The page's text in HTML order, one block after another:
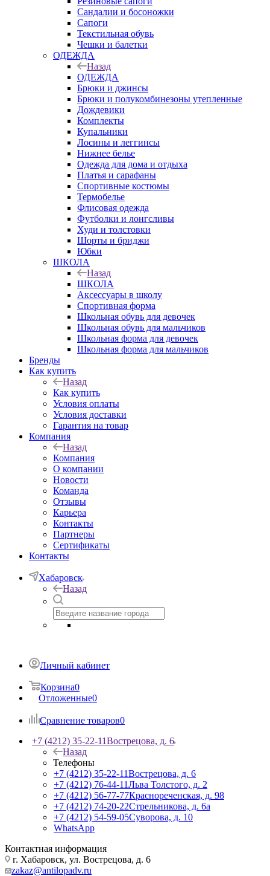
Сандалии и босоножки
Сапоги
Текстильная обувь
Чешки и балетки
ОДЕЖДА
Назад
ОДЕЖДА
Брюки и джинсы
Брюки и полукомбинезоны утепленные
Дождевики
Комплекты
Купальники
Лосины и леггинсы
Нижнее белье
Одежда для дома и отдыха
Платья и сарафаны
Спортивные костюмы
Термобелье
Флисовая одежда
Футболки и лонгсливы
Худи и толстовки
Шорты и бриджи
Юбки
ШКОЛА
Назад
ШКОЛА
Аксессуары в школу
Спортивная форма
Школьная обувь для девочек
Школьная обувь для мальчиков
Школьная форма для девочек
Школьная форма для мальчиков
Бренды
Как купить
Назад
Как купить
Условия оплаты
Условия доставки
Гарантия на товар
Компания
Назад
Компания
О компании
Новости
Команда
Отзывы
Карьера
Контакты
Партнеры
Сертификаты
Контакты
Хабаровск
Назад
Личный кабинет
Корзина0
Отложенные0
Сравнение товаров0
+7 (4212) 35-22-11Вострецова, д. 6
Назад
Телефоны
+7 (4212) 35-22-11Вострецова, д. 6
+7 (4212) 76-44-11Льва Толстого, д. 2
+7 (4212) 56-77-77Краснореченская, д. 98
+7 (4212) 74-20-22Стрельникова, д. 6а
+7 (4212) 54-59-05Суворова, д. 10
WhatsApp
Контактная информация
г. Хабаровск, ул. Вострецова, д. 6
zakaz@antilopadv.ru